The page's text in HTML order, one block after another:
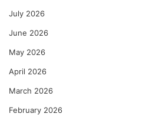
July 2026
June 2026
May 2026
April 2026
March 2026
February 2026